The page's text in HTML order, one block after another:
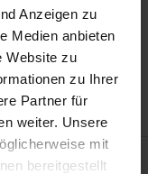
Anzeigen zu
Medien anbieten
Website zu
zu Ihrer
Partner für
weiter. Unsere
mit
bereitgestellt